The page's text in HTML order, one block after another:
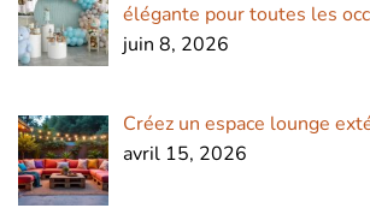
élégante pour toutes les
juin 8, 2026
Créez un espace lounge
avril 15, 2026